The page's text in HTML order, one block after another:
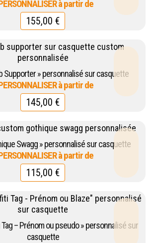
155,00 €
Supporter » personnalisé sur casquette
145,00 €
Swagg » personnalisé sur casquette
115,00 €
– Prénom ou pseudo » personnalisé sur
casquette